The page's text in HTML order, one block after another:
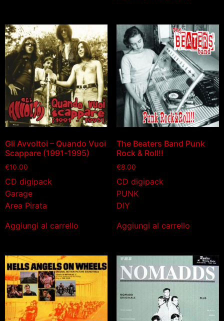
Gli Avvoltoi – Quando Vuoi
Scappare (1991-1995)
€10.00
CD digipack
Garage
Area Pirata
Aggiungi al carrello
The Beaters Band Punk
Rock & Roll!!
€8.00
CD digipack
PUNK
DIY
Aggiungi al carrello